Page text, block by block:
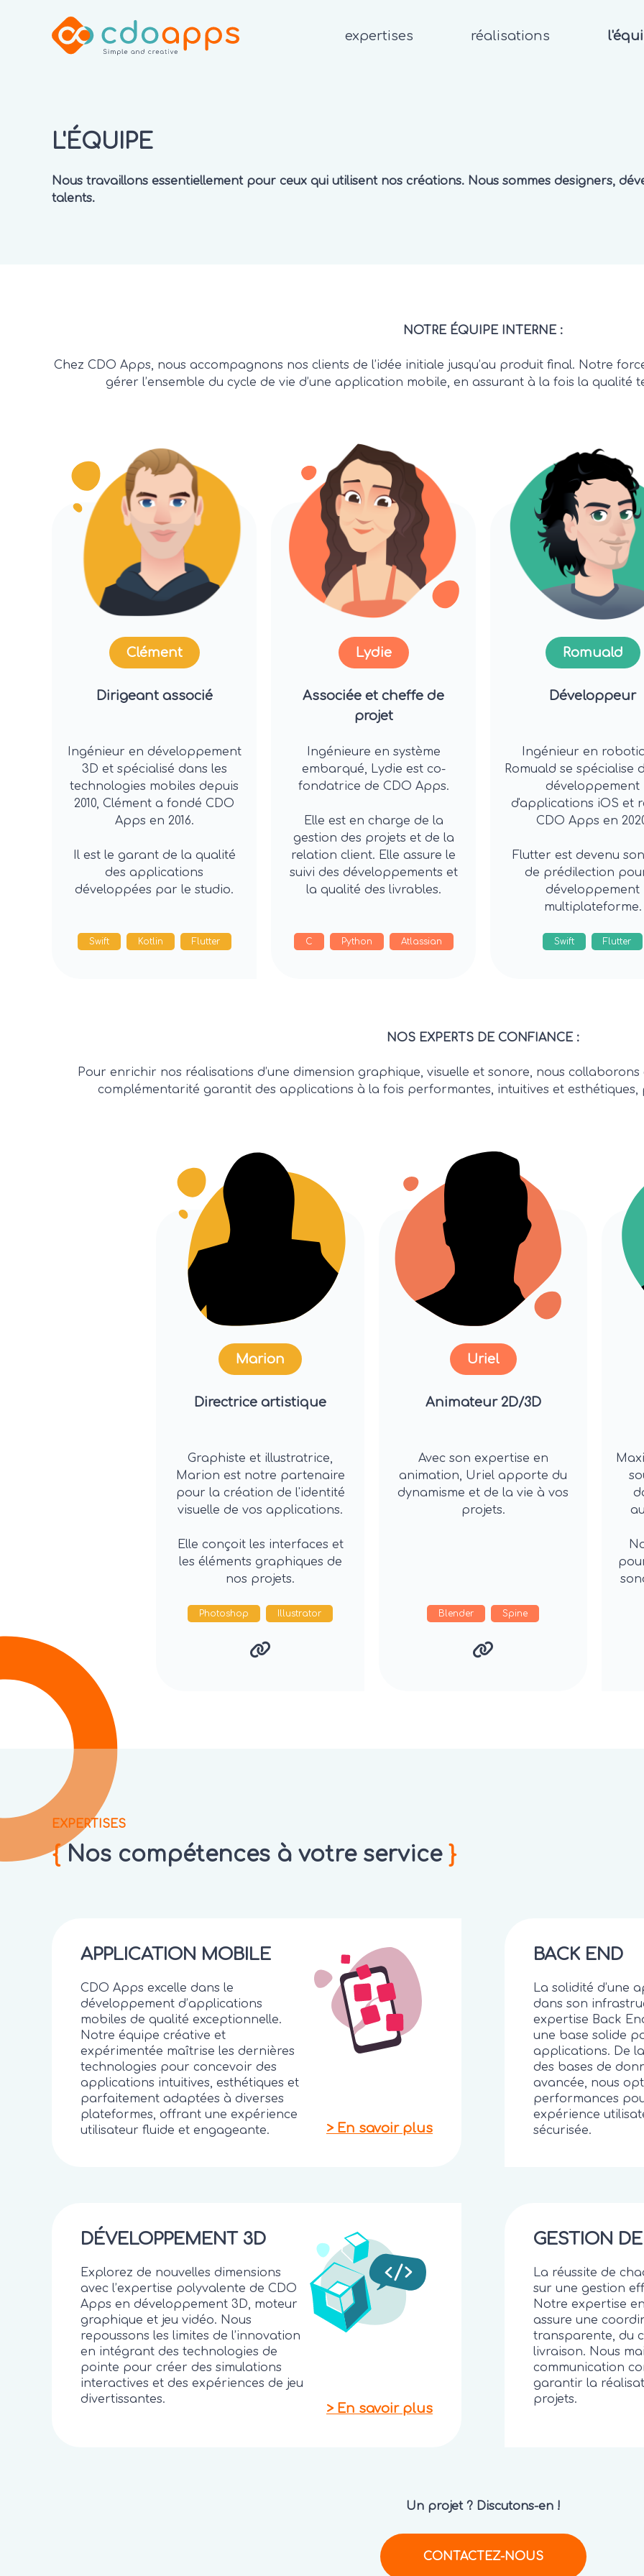
expertises réalisations
L'ÉQUIPE
Nous travaillons essentiellement pour ceux qui utilisent nos créations. Nous sommes designers,
talents.
NOTRE ÉQUIPE INTERNE :
Chez CDO Apps, nous accompagnons nos clients de l’idée initiale jusqu’au produit final. Notre
gérer l’ensemble du cycle de vie d’une application mobile, en assurant à la fois la qualité
Clément
Dirigeant associé
Ingénieur en développement
3D et spécialisé dans les
technologies mobiles depuis
2010, Clément a fondé CDO
Apps en 2016.
Il est le garant de la qualité
des applications
développées par le studio.
Swift Kotlin Flutter
Lydie
Associée et cheffe de
projet
Ingénieure en système
embarqué, Lydie est co-
fondatrice de CDO Apps.
Elle est en charge de la
gestion des projets et de la
relation client. Elle assure le
suivi des développements et
la qualité des livrables.
C Python Atlassian
Romuald
Développeur
Ingénieur en
Romuald se spécialise
développement
d'applications iOS et
CDO Apps en
Flutter est devenu
de prédilection
développement
multiplateforme.
Swift Flutter
NOS EXPERTS DE CONFIANCE :
Pour enrichir nos réalisations d’une dimension graphique, visuelle et sonore, nous
complémentarité garantit des applications à la fois performantes, intuitives et
Marion
Directrice artistique
Graphiste et illustratrice,
Marion est notre partenaire
pour la création de l'identité
visuelle de vos applications.
Elle conçoit les interfaces et
les éléments graphiques de
nos projets.
Photoshop Illustrator
Uriel
Animateur 2D/3D
Avec son expertise en
animation, Uriel apporte du
dynamisme et de la vie à vos
projets.
Blender Spine
EXPERTISES
{ Nos compétences à votre service }
APPLICATION MOBILE
CDO Apps excelle dans le
développement d’applications
mobiles de qualité exceptionnelle.
Notre équipe créative et
expérimentée maîtrise les dernières
technologies pour concevoir des
applications intuitives, esthétiques et
parfaitement adaptées à diverses
plateformes, offrant une expérience
utilisateur fluide et engageante.
> En savoir plus
BACK END
La solidité d’une
dans son
expertise Back
une base solide
applications. De
des bases de
avancée, nous
performances
expérience
sécurisée.
DÉVELOPPEMENT 3D
Explorez de nouvelles dimensions
avec l’expertise polyvalente de CDO
Apps en développement 3D, moteur
graphique et jeu vidéo. Nous
repoussons les limites de l’innovation
en intégrant des technologies de
pointe pour créer des simulations
interactives et des expériences de jeu
divertissantes.
> En savoir plus
GESTION
La réussite de
sur une gestion
Notre expertise
assure une
transparente, du
livraison. Nous
communication
garantir la
projets.
Un projet ? Discutons-en !
CONTACTEZ-NOUS